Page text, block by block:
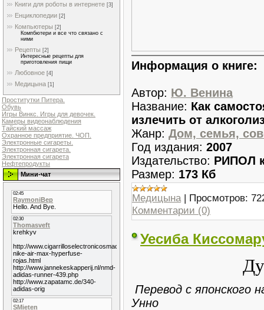
Книги для роботы в интернете [3]
Енциклопедии [2]
Компьютеры [2]
Компбютери и все что связано с
ними
Рецепты [2]
Интересные рецепты для
приготовления пищи
Любовное [4]
Медицына [1]
Проститутки Питера.
Обувь
Игры Винкс. Игры для девочек.
Камеры видеонаблюдения
Тайский массаж
Охранное предприятие. ЧОП.
Электронные сигареты.
Электронная сигарета.
Электронная сигарета
Нефтепродукты
Мини-чат
Информация о книге:
Автор: Ю. Венина
Название: Как
излечить от
Жанр: Дом, семья,
Год издания: 2007
Издательство: РИПОЛ
Размер: 173 Кб
Медицына | Просмотров:
Комментарии (0)
Уесиба
Перевод с японского
Унно